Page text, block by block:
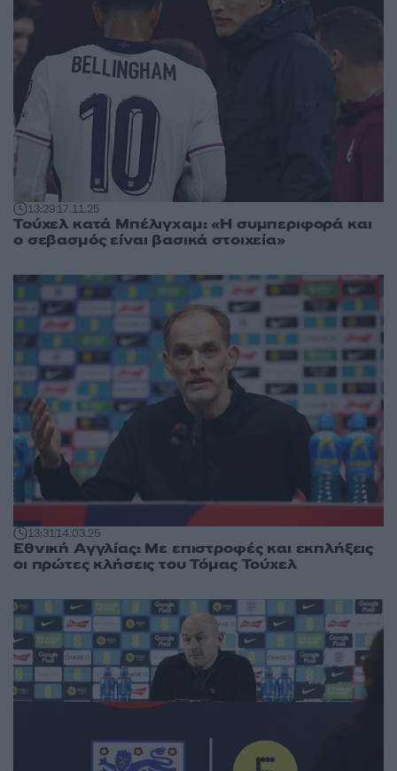
13:2917.11.25
Τούχελ κατά Μπέλιγχαμ: «Η συμπεριφορά και
ο σεβασμός είναι βασικά στοιχεία»
13:3114.03.25
Εθνική Αγγλίας: Με επιστροφές και εκπλήξεις
οι πρώτες κλήσεις του Τόμας Τούχελ